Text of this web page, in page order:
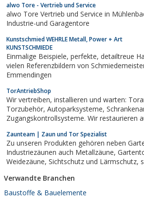
alwo Tore - Vertrieb und Service
alwo Tore Vertrieb und Service in
Industrie-und Garagentore
Kunstschmied WEHRLE Metall, Power + Art
KUNSTSCHMIEDE
Einmalige Beispiele, perfekte, detailtreue Handwerkskunst mit
vielen Referenzbildern von
Emmendingen
TorAntriebShop
Wir vertreiben, installieren und warten: Torantriebe und
Torzubehör, Autoparksysteme, Schrankenanlagen und
Zugangskontrollsysteme. Wir restaurieren
Zaunteam | Zaun und Tor Spezialist
Zu unseren Produkten gehören neben
Industriezäunen auch Metallzäune, Gartentore, Gabionen,
Weidezäune, Sichtschutz und Lärmschutz, sowie viele andere
Verwandte Branchen
Baustoffe & Bauelemente